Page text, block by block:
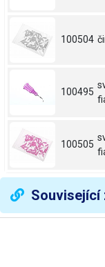
100504
100495
100505
Související